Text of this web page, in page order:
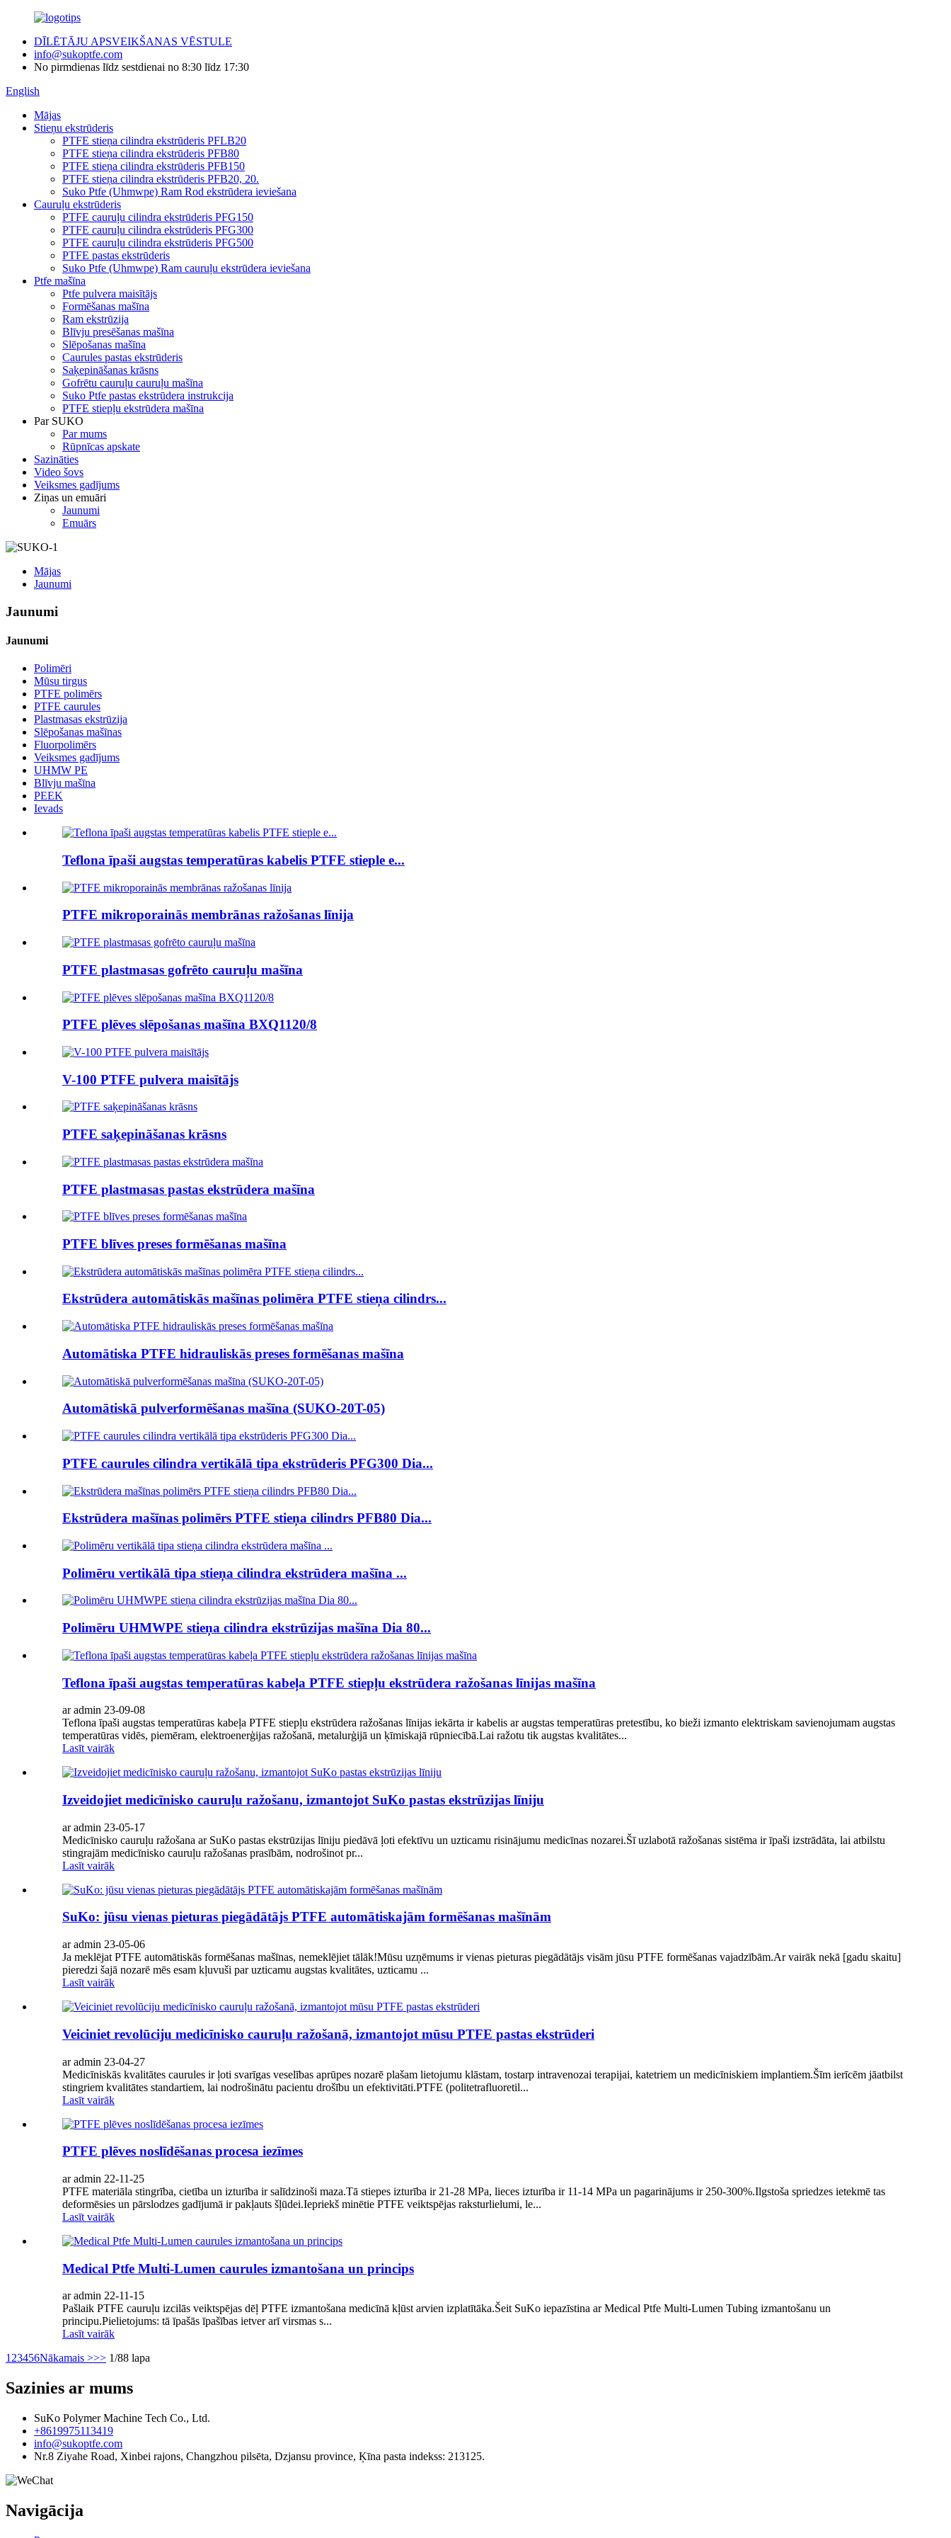
DĪLĒTĀJU APSVEIKŠANAS VĒSTULE
info@sukoptfe.com
No pirmdienas līdz sestdienai no 8:30 līdz 17:30
English
Mājas
Stieņu ekstrūderis
PTFE stieņa cilindra ekstrūderis PFLB20
PTFE stieņa cilindra ekstrūderis PFB80
PTFE stieņa cilindra ekstrūderis PFB150
PTFE stieņa cilindra ekstrūderis PFB20, 20.
Suko Ptfe (Uhmwpe) Ram Rod ekstrūdera ieviešana
Cauruļu ekstrūderis
PTFE cauruļu cilindra ekstrūderis PFG150
PTFE cauruļu cilindra ekstrūderis PFG300
PTFE cauruļu cilindra ekstrūderis PFG500
PTFE pastas ekstrūderis
Suko Ptfe (Uhmwpe) Ram cauruļu ekstrūdera ieviešana
Ptfe mašīna
Ptfe pulvera maisītājs
Formēšanas mašīna
Ram ekstrūzija
Blīvju presēšanas mašīna
Slēpošanas mašīna
Caurules pastas ekstrūderis
Saķepināšanas krāsns
Gofrētu cauruļu cauruļu mašīna
Suko Ptfe pastas ekstrūdera instrukcija
PTFE stiepļu ekstrūdera mašīna
Par SUKO
Par mums
Rūpnīcas apskate
Sazināties
Video šovs
Veiksmes gadījums
Ziņas un emuāri
Jaunumi
Emuārs
Mājas
Jaunumi
Jaunumi
Jaunumi
Polimēri
Mūsu tirgus
PTFE polimērs
PTFE caurules
Plastmasas ekstrūzija
Slēpošanas mašīnas
Fluorpolimērs
Veiksmes gadījums
UHMW PE
Blīvju mašīna
PEEK
Ievads
Teflona īpaši augstas temperatūras kabelis PTFE stieple e...
PTFE mikroporainās membrānas ražošanas līnija
PTFE plastmasas gofrēto cauruļu mašīna
PTFE plēves slēpošanas mašīna BXQ1120/8
V-100 PTFE pulvera maisītājs
PTFE saķepināšanas krāsns
PTFE plastmasas pastas ekstrūdera mašīna
PTFE blīves preses formēšanas mašīna
Ekstrūdera automātiskās mašīnas polimēra PTFE stieņa cilindrs...
Automātiska PTFE hidrauliskās preses formēšanas mašīna
Automātiskā pulverformēšanas mašīna (SUKO-20T-05)
PTFE caurules cilindra vertikālā tipa ekstrūderis PFG300 Dia...
Ekstrūdera mašīnas polimērs PTFE stieņa cilindrs PFB80 Dia...
Polimēru vertikālā tipa stieņa cilindra ekstrūdera mašīna ...
Polimēru UHMWPE stieņa cilindra ekstrūzijas mašīna Dia 80...
Teflona īpaši augstas temperatūras kabeļa PTFE stiepļu ekstrūdera ražošanas līnijas mašīna
ar admin 23-09-08
Teflona īpaši augstas temperatūras kabeļa PTFE stiepļu ekstrūdera ražošanas līnijas iekārta ir kabelis ar augstas temperatūras pretestību, ko bieži izmanto elektriskam savienojumam augstas
temperatūras vidēs, piemēram, elektroenerģijas ražošanā, metalurģijā un ķīmiskajā rūpniecībā.Lai ražotu tik augstas kvalitātes...
Lasīt vairāk
Izveidojiet medicīnisko cauruļu ražošanu, izmantojot SuKo pastas ekstrūzijas līniju
ar admin 23-05-17
Medicīnisko cauruļu ražošana ar SuKo pastas ekstrūzijas līniju piedāvā ļoti efektīvu un uzticamu risinājumu medicīnas nozarei.Šī uzlabotā ražošanas sistēma ir īpaši izstrādāta, lai atbilstu
stingrajām medicīnisko cauruļu ražošanas prasībām, nodrošinot pr...
Lasīt vairāk
SuKo: jūsu vienas pieturas piegādātājs PTFE automātiskajām formēšanas mašīnām
ar admin 23-05-06
Ja meklējat PTFE automātiskās formēšanas mašīnas, nemeklējiet tālāk!Mūsu uzņēmums ir vienas pieturas piegādātājs visām jūsu PTFE formēšanas vajadzībām.Ar vairāk nekā [gadu skaitu]
pieredzi šajā nozarē mēs esam kļuvuši par uzticamu augstas kvalitātes, uzticamu ...
Lasīt vairāk
Veiciniet revolūciju medicīnisko cauruļu ražošanā, izmantojot mūsu PTFE pastas ekstrūderi
ar admin 23-04-27
Medicīniskās kvalitātes caurules ir ļoti svarīgas veselības aprūpes nozarē plašam lietojumu klāstam, tostarp intravenozai terapijai, katetriem un medicīniskiem implantiem.Šīm ierīcēm jāatbilst
stingriem kvalitātes standartiem, lai nodrošinātu pacientu drošību un efektivitāti.PTFE (politetrafluoretil...
Lasīt vairāk
PTFE plēves noslīdēšanas procesa iezīmes
ar admin 22-11-25
PTFE materiāla stingrība, cietība un izturība ir salīdzinoši maza.Tā stiepes izturība ir 21-28 MPa, lieces izturība ir 11-14 MPa un pagarinājums ir 250-300%.Ilgstoša spriedzes ietekmē tas
deformēsies un pārslodzes gadījumā ir pakļauts šļūdei.Iepriekš minētie PTFE veiktspējas raksturlielumi, le...
Lasīt vairāk
Medical Ptfe Multi-Lumen caurules izmantošana un princips
ar admin 22-11-15
Pašlaik PTFE cauruļu izcilās veiktspējas dēļ PTFE izmantošana medicīnā kļūst arvien izplatītāka.Šeit SuKo iepazīstina ar Medical Ptfe Multi-Lumen Tubing izmantošanu un
principu.Pielietojums: tā īpašās īpašības ietver arī virsmas s...
Lasīt vairāk
123456Nākamais >>> 1/88 lapa
Sazinies ar mums
SuKo Polymer Machine Tech Co., Ltd.
+8619975113419
info@sukoptfe.com
Nr.8 Ziyahe Road, Xinbei rajons, Changzhou pilsēta, Dzjansu province, Ķīna pasta indekss: 213125.
Navigācija